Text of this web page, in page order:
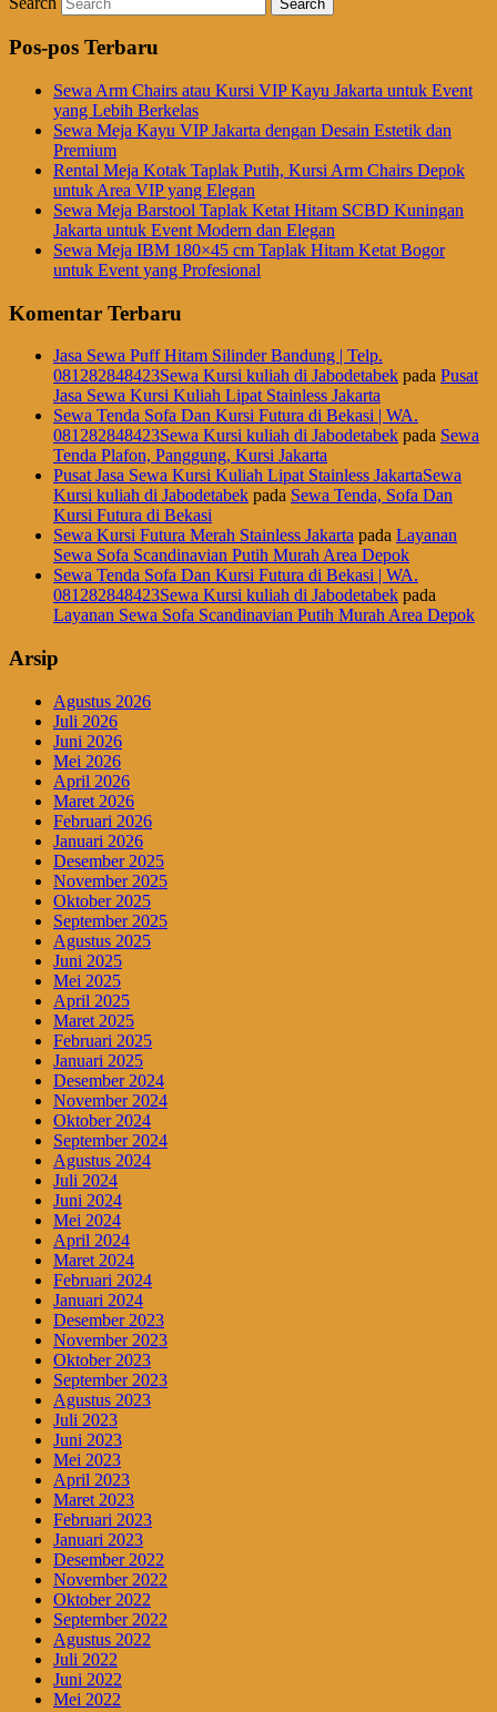
Pos-pos Terbaru
Sewa Arm Chairs atau Kursi VIP Kayu Jakarta untuk Event
yang Lebih Berkelas
Sewa Meja Kayu VIP Jakarta dengan Desain Estetik dan
Premium
Rental Meja Kotak Taplak Putih, Kursi Arm Chairs Depok
untuk Area VIP yang Elegan
Sewa Meja Barstool Taplak Ketat Hitam SCBD Kuningan
Jakarta untuk Event Modern dan Elegan
Sewa Meja IBM 180×45 cm Taplak Hitam Ketat Bogor
untuk Event yang Profesional
Komentar Terbaru
Jasa Sewa Puff Hitam Silinder Bandung | Telp.
081282848423Sewa Kursi kuliah di Jabodetabek pada Pusat
Jasa Sewa Kursi Kuliah Lipat Stainless Jakarta
Sewa Tenda Sofa Dan Kursi Futura di Bekasi | WA.
081282848423Sewa Kursi kuliah di Jabodetabek pada Sewa
Tenda Plafon, Panggung, Kursi Jakarta
Pusat Jasa Sewa Kursi Kuliah Lipat Stainless JakartaSewa
Kursi kuliah di Jabodetabek pada Sewa Tenda, Sofa Dan
Kursi Futura di Bekasi
Sewa Kursi Futura Merah Stainless Jakarta pada Layanan
Sewa Sofa Scandinavian Putih Murah Area Depok
Sewa Tenda Sofa Dan Kursi Futura di Bekasi | WA.
081282848423Sewa Kursi kuliah di Jabodetabek pada
Layanan Sewa Sofa Scandinavian Putih Murah Area Depok
Arsip
Agustus 2026
Juli 2026
Juni 2026
Mei 2026
April 2026
Maret 2026
Februari 2026
Januari 2026
Desember 2025
November 2025
Oktober 2025
September 2025
Agustus 2025
Juni 2025
Mei 2025
April 2025
Maret 2025
Februari 2025
Januari 2025
Desember 2024
November 2024
Oktober 2024
September 2024
Agustus 2024
Juli 2024
Juni 2024
Mei 2024
April 2024
Maret 2024
Februari 2024
Januari 2024
Desember 2023
November 2023
Oktober 2023
September 2023
Agustus 2023
Juli 2023
Juni 2023
Mei 2023
April 2023
Maret 2023
Februari 2023
Januari 2023
Desember 2022
November 2022
Oktober 2022
September 2022
Agustus 2022
Juli 2022
Juni 2022
Mei 2022